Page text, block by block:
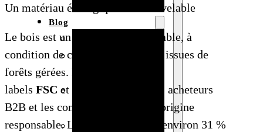
Blog
Un matériau écologique et renouvelable
Le bois est un matériau renouvelable, à
condition de choisir des essences issues de
forêts gérées. Les
labels FSC et
rassurent les acheteurs
B2B et les consommateurs sur l’origine
responsable. Les forêts couvrent environ 31 %